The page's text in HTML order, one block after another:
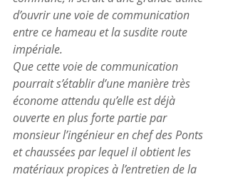
d’ouvrir une voie de communication
entre ce hameau et la susdite route
impériale.
Que cette voie de communication
pourrait s’établir d’une manière très
économe attendu qu’elle est déjà
ouverte en plus forte partie par
monsieur l’ingénieur en chef des Ponts
et chaussées par lequel il obtient les
matériaux propices à l’entretien de la